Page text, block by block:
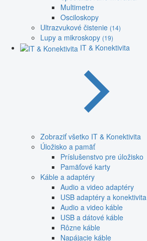
Multimetre
Osciloskopy
Ultrazvukové čistenie (14)
Lupy a mikroskopy (19)
IT & Konektivita
Zobraziť všetko IT & Konektivita
Úložisko a pamäť
Príslušenstvo pre úložisko
Pamäťové karty
Káble a adaptéry
Audio a video adaptéry
USB adaptéry a konektivita
Audio a video káble
USB a dátové káble
Rôzne káble
Napájacie káble